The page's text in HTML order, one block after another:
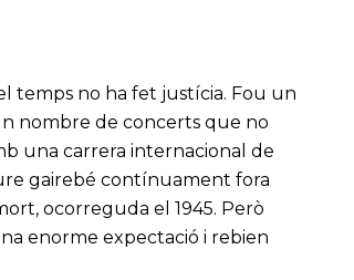
temps no ha fet justícia. Fou un
nombre de concerts que no
una carrera internacional de
gairebé contínuament fora
ocorreguda el 1945. Però
enorme expectació i rebien